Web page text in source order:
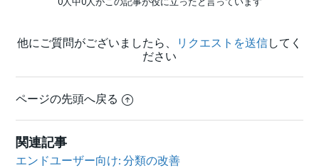
他にご質問がございましたら、 リクエストを送信してく
ださい
ページの先頭へ戻る
関連記事
エンドユーザー向け: 分類の改善